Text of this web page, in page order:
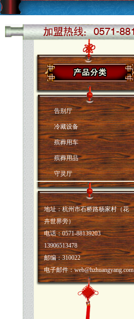
告别厅
冷藏设备
殡葬用车
殡葬用品
守灵厅
地址：杭州市石桥路杨家村（花
卉世界旁）
电话：0571-88139203
13906513478
邮编：310022
电子邮件：web@hzhuangyang.com